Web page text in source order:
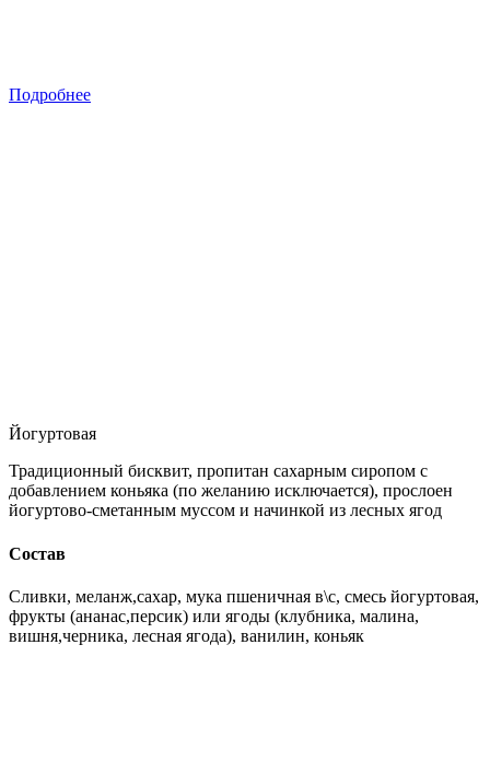
Подробнее
Йогуртовая
Традиционный бисквит, пропитан сахарным сиропом с
добавлением коньяка (по желанию исключается), прослоен
йогуртово-сметанным муссом и начинкой из лесных ягод
Состав
Сливки, меланж,сахар, мука пшеничная в\с, смесь йогуртовая,
фрукты (ананас,персик) или ягоды (клубника, малина,
вишня,черника, лесная ягода), ванилин, коньяк